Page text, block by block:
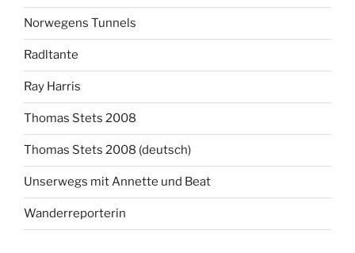
Norwegens Tunnels
Radltante
Ray Harris
Thomas Stets 2008
Thomas Stets 2008 (deutsch)
Unserwegs mit Annette und Beat
Wanderreporterin